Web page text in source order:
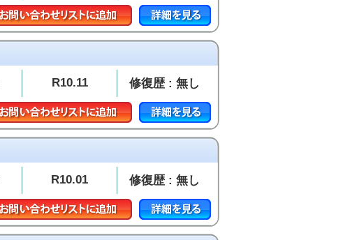
R10.11 修復歴 : 無し
R10.01 修復歴 : 無し